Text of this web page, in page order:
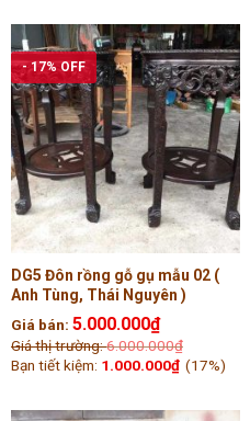
- 17% OFF
DG5 Đôn rồng gỗ gụ mẫu 02 (
Anh Tùng, Thái Nguyên )
Giá bán: 5.000.000₫
Giá thị trường:6.000.000₫
Bạn tiết kiệm: 1.000.000₫ (17%)